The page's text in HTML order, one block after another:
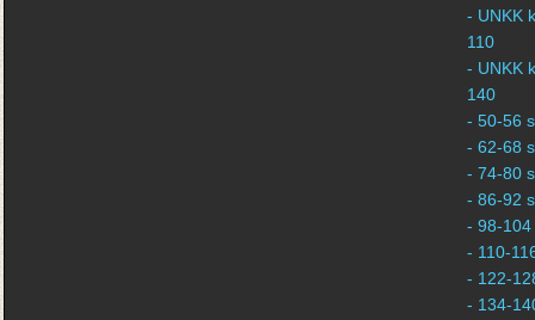
- UNKK
110
- UNKK
140
- 50-56
- 62-68
- 74-80
- 86-92
- 98-104
- 110-
- 122-
- 134-